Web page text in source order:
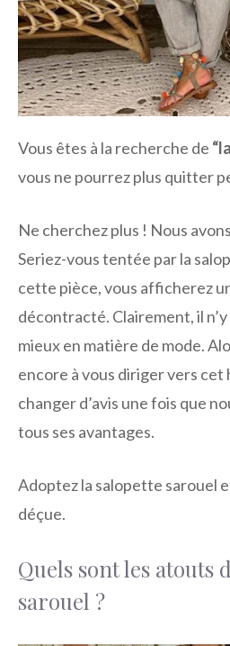
Vous êtes à la recherche de
vous ne pourrez plus quitter
Ne cherchez plus ! Nous
Seriez-vous tentée par la
cette pièce, vous afficherez
décontracté. Clairement, il
mieux en matière de mode.
encore à vous diriger vers cet
changer d’avis une fois que
tous ses avantages.
Adoptez la salopette sarouel
déçue.
Quels sont les atouts
sarouel ?